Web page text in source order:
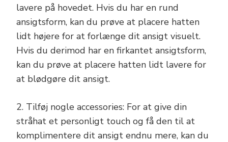
lavere på hovedet. Hvis du har en rund
ansigtsform, kan du prøve at placere hatten
lidt højere for at forlænge dit ansigt visuelt.
Hvis du derimod har en firkantet ansigtsform,
kan du prøve at placere hatten lidt lavere for
at blødgøre dit ansigt.
2. Tilføj nogle accessories: For at give din
stråhat et personligt touch og få den til at
komplimentere dit ansigt endnu mere, kan du